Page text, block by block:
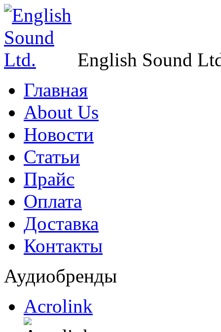
English Sound
Главная
About Us
Новости
Статьи
Прайс
Оплата
Доставка
Контакты
Аудиобренды
Acrolink